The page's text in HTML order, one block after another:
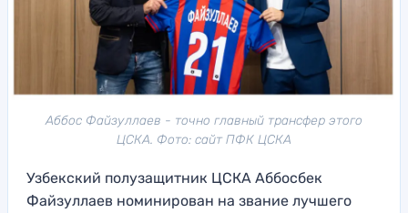
Аббос Файзуллаев - точно главный трансфер этого
ЦСКА. Фото: сайт ПФК ЦСКА
Узбекский полузащитник ЦСКА Аббосбек
Файзуллаев номинирован на звание лучшего